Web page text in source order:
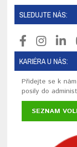
SLEDUJTE NÁS:
KARIÉRA U NÁS:
Přidejte se k
posily do
SEZNAM